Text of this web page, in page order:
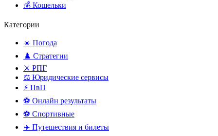
💰 Кошельки
Категории
☀️ Погода
♟️ Стратегии
⚔️ РПГ
⚖️ Юридические сервисы
⚡ ПвП
⚽ Онлайн результаты
⚽ Спортивные
✈️ Путешествия и билеты